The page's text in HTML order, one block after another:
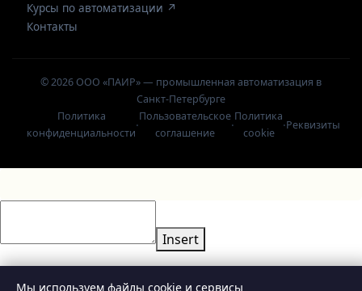
Курсы по автоматизации ↗
Контакты
© 2026 ООО «ПАИР» — промышленная автоматизация в
Санкт-Петербурге
Политика
конфиденциальности
·
Пользовательское
соглашение
·
Политика
cookie
·Реквизиты
Insert
Мы используем файлы cookie и сервисы